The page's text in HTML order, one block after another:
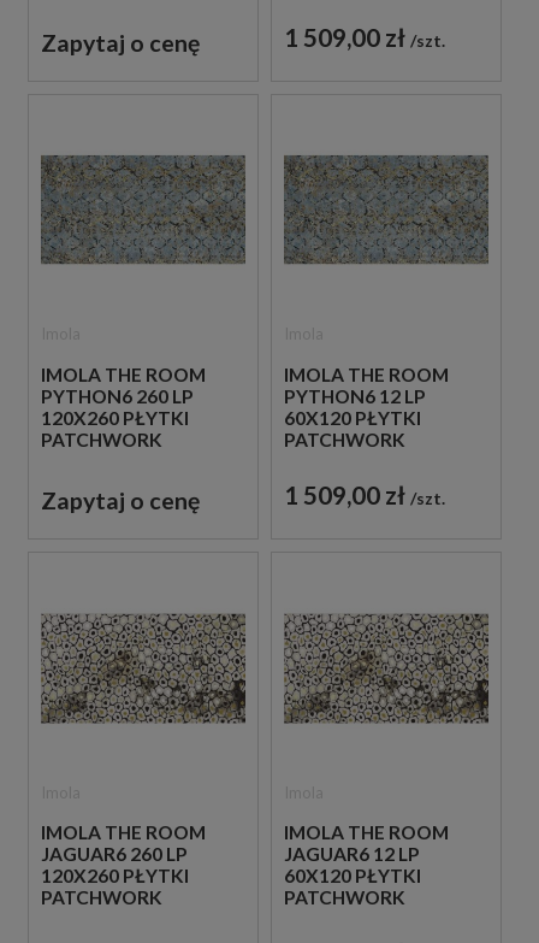
Zapytaj o cenę 1 509,00 zł szt.
IMOLA THE ROOM
PYTHON6 260 LP
120X260 PŁYTKI
PATCHWORK
Zapytaj o cenę
IMOLA THE ROOM
PYTHON6 12 LP
60X120 PŁYTKI
PATCHWORK
1 509,00 zł szt.
IMOLA THE ROOM
JAGUAR6 260 LP
120X260 PŁYTKI
PATCHWORK
IMOLA THE ROOM
JAGUAR6 12 LP
60X120 PŁYTKI
PATCHWORK